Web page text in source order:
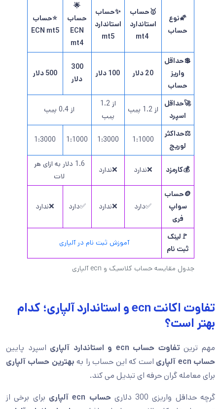
جدول مقایسه حساب کلاسیک و ecn آلپاری
🌠نوع
حساب
🥇حساب
استاندارد
✨حساب
استاندارد
mt5
🌟
حساب
ECN
mt4
⭐حساب
ECN mt5
💲حداقل
واریز
حساب
20 دلار 100 دلار
300
دلار
500 دلار
🚀حداقل
اسپرد
از 1.2 پیپ
از 1.2
پیپ
از 0.4 پیپ
⚖️حداکثر
لوریج
1:1000
1:3000
1:1000
1:3000
💰کارمزد ❌ندارد ❌ندارد
1.6 دلار به ازای هر
لات
🪙حساب
سواپ
فری
✅دارد ❌ندارد ✅دارد ❌ندارد
🚩لینک
ثبت نام
آموزش ثبت نام در آلپاری
تفاوت اکانت ecn و استاندارد آلپاری؛ کدام
بهتر است؟
مهم ترین تفاوت حساب ecn و استاندارد آلپاری
اسپرد پایین
حساب ecn آلپاری
است که این حساب را به بهترین حساب آلپاری
برای معامله گران حرفه ای تبدیل می کند.
گرچه حداقل واریزی 300 دلاری
حساب ecn آلپاری
برای برخی از